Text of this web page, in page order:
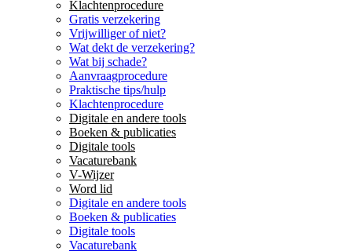
Klachtenprocedure
Gratis verzekering
Vrijwilliger of niet?
Wat dekt de verzekering?
Wat bij schade?
Aanvraagprocedure
Praktische tips/hulp
Klachtenprocedure
Digitale en andere tools
Boeken & publicaties
Digitale tools
Vacaturebank
V-Wijzer
Word lid
Digitale en andere tools
Boeken & publicaties
Digitale tools
Vacaturebank